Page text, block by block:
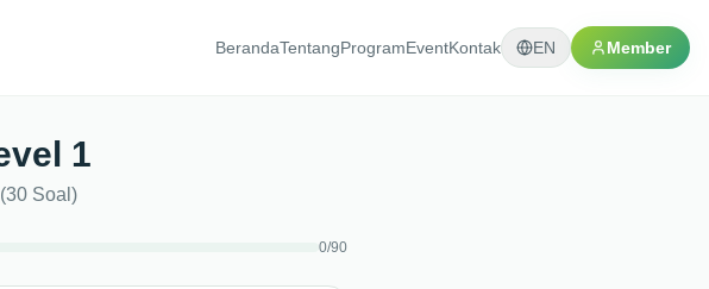
BerandaTentangProgramEventKontak EN Member
1
Soal)
0/90